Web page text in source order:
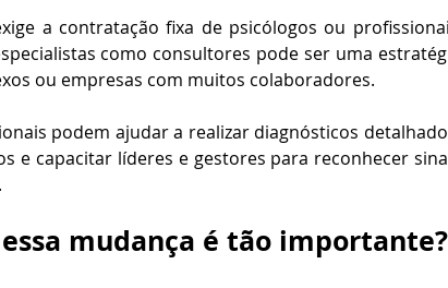
a contratação fixa de psicólogos ou
como consultores pode ser uma
ou empresas com muitos colaboradores.
podem ajudar a realizar diagnósticos
e capacitar líderes e gestores para reconhecer
mudança é tão importante?